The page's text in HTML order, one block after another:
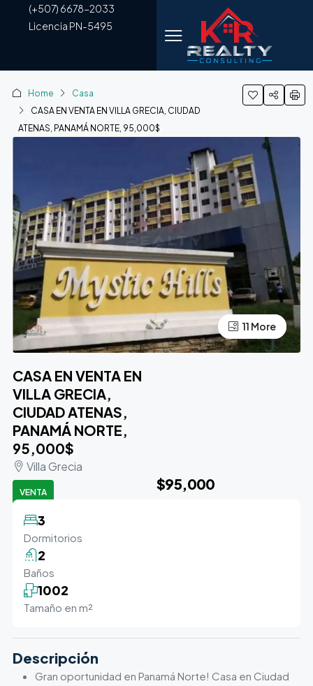
(+507) 6678-2033
Licencia PN-5495
Home
Casa
CASA EN VENTA EN VILLA GRECIA, CIUDAD
ATENAS, PANAMÁ NORTE, 95,000$
7 More
11 More
CASA EN VENTA EN
VILLA GRECIA,
CIUDAD ATENAS,
PANAMÁ NORTE,
95,000$
Villa Grecia
VENTA $95,000
Dormitorios
3
Baños
2
Tamaño en m²
1002
Descripción
Gran oportunidad en Panamá Norte! Casa en Ciudad